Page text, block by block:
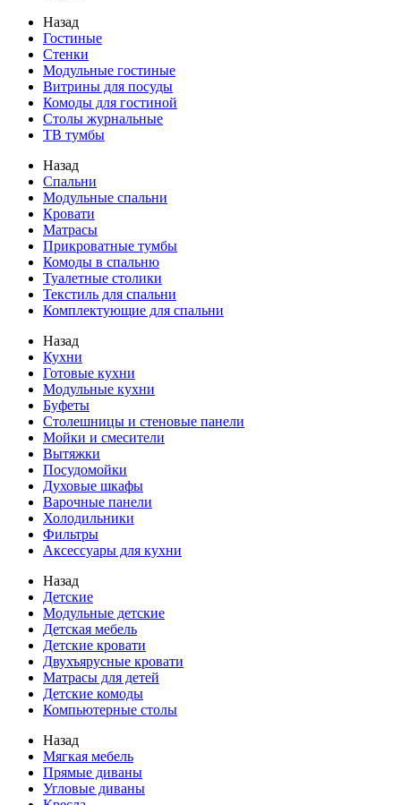
Назад
Гостиные
Стенки
Модульные гостиные
Витрины для посуды
Комоды для гостиной
Столы журнальные
ТВ тумбы
Назад
Спальни
Модульные спальни
Кровати
Матрасы
Прикроватные тумбы
Комоды в спальню
Туалетные столики
Текстиль для спальни
Комплектующие для спальни
Назад
Кухни
Готовые кухни
Модульные кухни
Буфеты
Столешницы и стеновые панели
Мойки и смесители
Вытяжки
Посудомойки
Духовые шкафы
Варочные панели
Холодильники
Фильтры
Аксессуары для кухни
Назад
Детские
Модульные детские
Детская мебель
Детские кровати
Двухъярусные кровати
Матрасы для детей
Детские комоды
Компьютерные столы
Назад
Мягкая мебель
Прямые диваны
Угловые диваны